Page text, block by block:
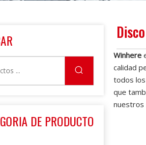
DE PRODUCTO
Winhere
calidad
todos
que
nuestros